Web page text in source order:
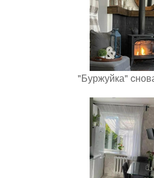
"Буржуйка"